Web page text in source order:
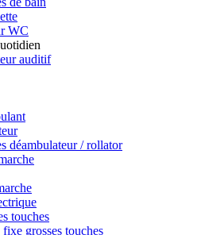
WC
auditif
déambulateur / rollator
touches
grosses touches